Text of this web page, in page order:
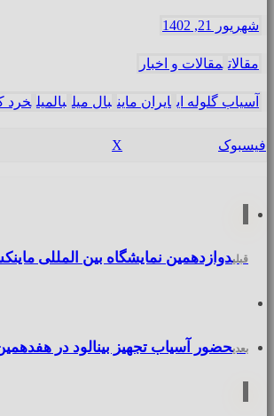
شهریور 21, 1402
مقالات مقالات و اخبار
آسیاب گلوله ای ایران ماین بال میل بالمیل خرد
فیسبوک X
قبلیدوازدهمین نمایشگاه بین المللی ماینکس
بعدیحضور آسیاب تجهیز بینالود در